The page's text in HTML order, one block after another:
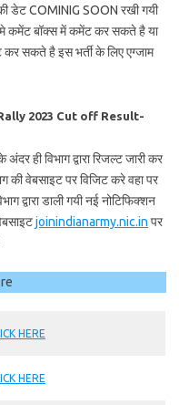
डेट COMINIG SOON रखी गयी
कमेंट बॉक्स में कमेंट कर सकते है या
सकते है इस भर्ती के लिए एग्जाम
2023 Cut off Result-
ही विभाग द्वारा रिजल्ट जारी कर
की वेबसाइट पर विजिट करे वहा पर
द्वारा डाली गयी नई नोटिफिक्शन
joinindianarmy.nic.in पर
HERE
HERE